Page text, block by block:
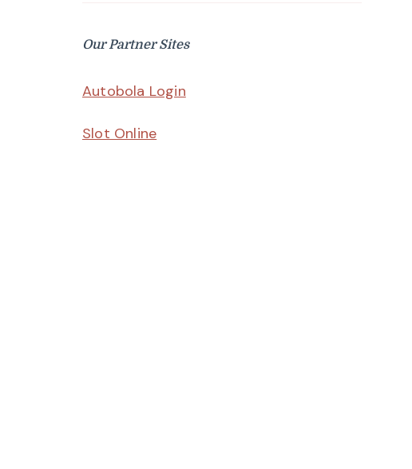
Our Partner Sites
Autobola Login
Slot Online